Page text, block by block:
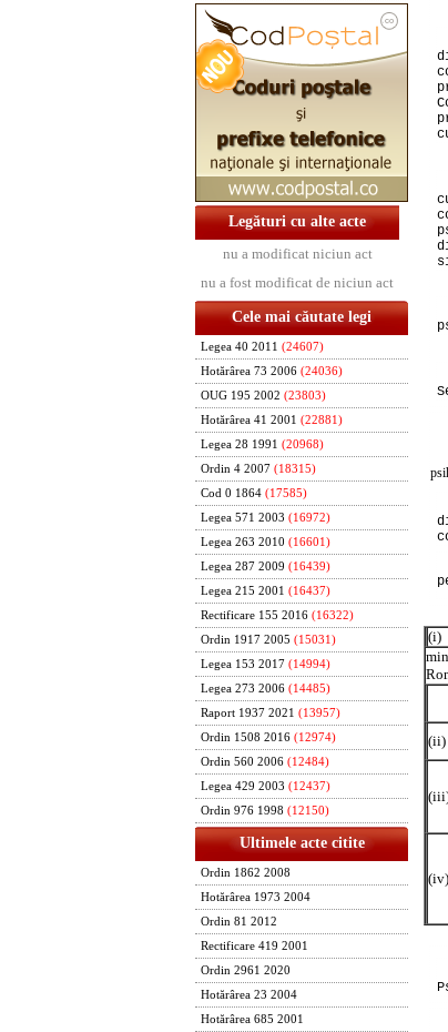
Legături cu alte acte
nu a modificat niciun act
nu a fost modificat de niciun act
Cele mai căutate legi
Legea 40 2011 (24607)
Hotărârea 73 2006 (24036)
OUG 195 2002 (23803)
Hotărârea 41 2001 (22881)
Legea 28 1991 (20968)
Ordin 4 2007 (18315)
Cod 0 1864 (17585)
Legea 571 2003 (16972)
Legea 263 2010 (16601)
Legea 287 2009 (16439)
Legea 215 2001 (16437)
Rectificare 155 2016 (16322)
Ordin 1917 2005 (15031)
Legea 153 2017 (14994)
Legea 273 2006 (14485)
Raport 1937 2021 (13957)
Ordin 1508 2016 (12974)
Ordin 560 2006 (12484)
Legea 429 2003 (12437)
Ordin 976 1998 (12150)
Ultimele acte citite
Ordin 1862 2008
Hotărârea 1973 2004
Ordin 81 2012
Rectificare 419 2001
Ordin 2961 2020
Hotărârea 23 2004
Hotărârea 685 2001
(i)
(ii)
(iv)